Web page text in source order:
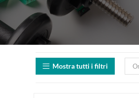
Mostra tutti i filtri